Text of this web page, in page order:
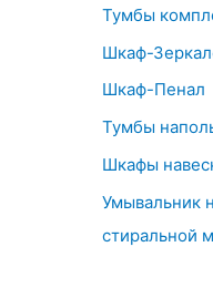
Тумбы
Шкаф-
Шкаф-Пенал
Тумбы
Шкафы
Умывальник
стиральной